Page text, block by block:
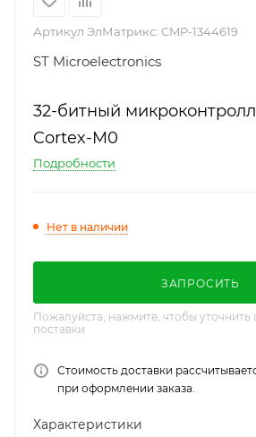
Артикул ЭлМатрикс: CMP-1344619
ST Microelectronics
32-битный
Cortex-M0
Подробности
Нет в наличии
ЗАПРОСИТЬ
Пожалуйста, нажмите, чтобы уточнить
поставки
Стоимость доставки
при оформлении заказа.
Характеристики